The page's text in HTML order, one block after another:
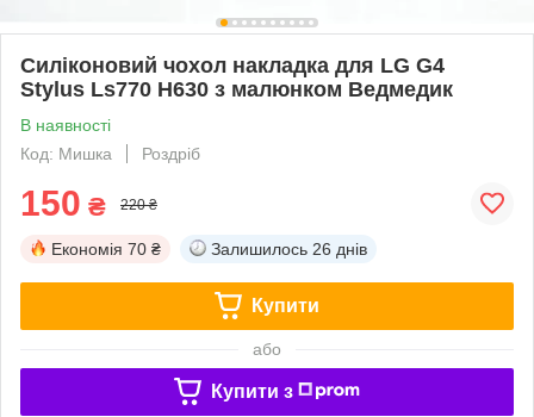
Силіконовий чохол накладка для LG G4
Stylus Ls770 H630 з малюнком Ведмедик
В наявності
Код: Мишка
Роздріб
150 ₴ 220 ₴
Економія 70 ₴ Залишилось 26 днів
Купити
або
Купити з